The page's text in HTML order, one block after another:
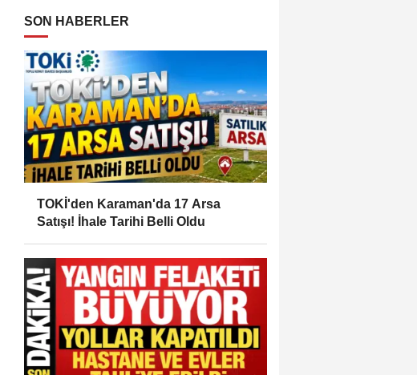
SON HABERLER
TOKİ'den Karaman'da 17 Arsa
Satışı! İhale Tarihi Belli Oldu